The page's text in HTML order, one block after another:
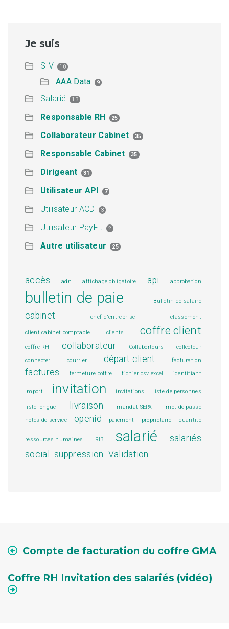
Je suis
SIV 10
AAA Data 9
Salarié 13
Responsable RH 25
Collaborateur Cabinet 35
Responsable Cabinet 35
Dirigeant 31
Utilisateur API 7
Utilisateur ACD 3
Utilisateur PayFit 2
Autre utilisateur 25
accès adn affichage obligatoire api approbation
bulletin de paie Bulletin de salaire
cabinet chef d'entreprise classement
client cabinet comptable clients coffre client
coffre RH collaborateur Collaborteurs
collecteur
connecter
courrier départ client facturation
factures fermeture coffre fichier csv excel identifiant
Import invitation invitations liste de personnes
liste longue livraison mandat SEPA
mot de passe
notes de service
openid paiement propriétaire quantité
ressources humaines RIB salarié
salariés
social
suppression Validation
Compte de facturation du coffre GMA
Coffre RH Invitation des salariés (vidéo)